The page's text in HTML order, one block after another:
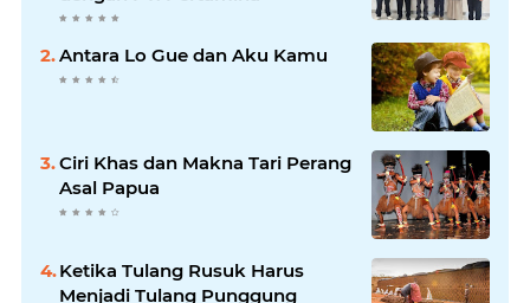
Antara Lo Gue dan Aku Kamu
Ciri Khas dan Makna Tari Perang
Asal Papua
Ketika Tulang Rusuk Harus
Menjadi Tulang Punggung